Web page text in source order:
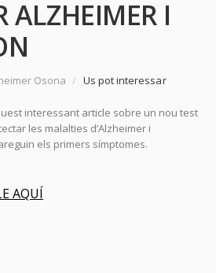
ALZHEIMER I
Osona / Us pot interessar
interessant article sobre un nou test
les malalties d’Alzheimer i
els primers símptomes.
AQUÍ